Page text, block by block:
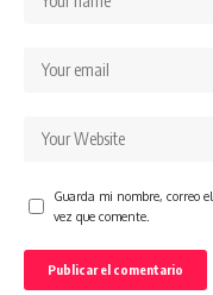
Guarda mi nombre, correo
vez que comente.